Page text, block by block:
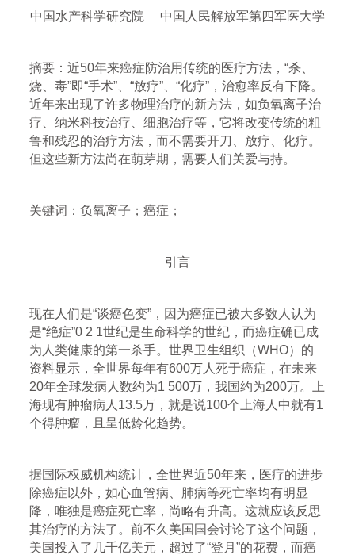
中国水产科学研究院 中国人民解放军第四军医大学
摘要：近50年来癌症防治用传统的医疗方法，“杀、
烧、毒”即“手术”、“放疗”、“化疗”，治愈率反有下降。
近年来出现了许多物理治疗的新方法，如负氧离子治
疗、纳米科技治疗、细胞治疗等，它将改变传统的粗
鲁和残忍的治疗方法，而不需要开刀、放疗、化疗。
但这些新方法尚在萌芽期，需要人们关爱与持。
关键词：负氧离子；癌症；
引言
现在人们是“谈癌色变”，因为癌症已被大多数人认为
是“绝症”0 2 1世纪是生命科学的世纪，而癌症确已成
为人类健康的第一杀手。世界卫生组织（WHO）的
资料显示，全世界每年有600万人死于癌症，在未来
20年全球发病人数约为1 500万，我国约为200万。上
海现有肿瘤病人13.5万，就是说100个上海人中就有1
个得肿瘤，且呈低龄化趋势。
据国际权威机构统计，全世界近50年来，医疗的进步
除癌症以外，如心血管病、肺病等死亡率均有明显
降，唯独是癌症死亡率，尚略有升高。这就应该反思
其治疗的方法了。前不久美国国会讨论了这个问题，
美国投入了几千亿美元，超过了“登月”的花费，而癌